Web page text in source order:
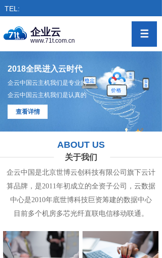
TEL:
企业云
www.71t.com.cn
2018全民进入云时代
企云中国云主机我们是专业的
企云中国云主机我们是认真的
查看详情
ABOUT US
关于我们
企云中国是北京世博云创科技有限公司旗下云计
算品牌，是2011年初成立的全资子公司， 云数据
中心是2010年底世博科技巨资筹建的数据中心
目前多个机房多芯光纤直联电信移动联通。